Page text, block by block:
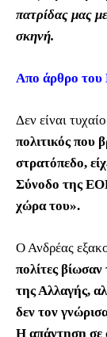
πατρίδας μας
σκηνή.
Απο άρθρο του
Δεν είναι
πολιτικός που
στρατόπεδο,
Σύνοδο της ΕΟΚ
χώρα του».
Ο Ανδρέας
πολίτες
της Αλλαγής,
δεν τον
Η απάντηση σε